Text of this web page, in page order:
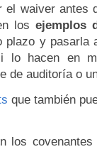
el waiver antes
los ejemplos
plazo y pasarla
lo hacen en
de auditoría o
que también
los